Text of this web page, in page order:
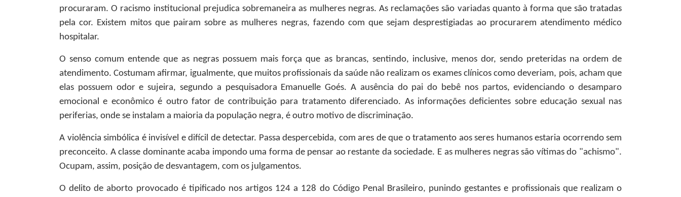
procuraram. O racismo institucional prejudica sobremaneira as mulheres negras. As reclamações são variadas quanto à forma que são tratadas
pela cor. Existem mitos que pairam sobre as mulheres negras, fazendo com que sejam desprestigiadas ao procurarem atendimento médico
hospitalar.
O senso comum entende que as negras possuem mais força que as brancas, sentindo, inclusive, menos dor, sendo preteridas na ordem de
atendimento. Costumam afirmar, igualmente, que muitos profissionais da saúde não realizam os exames clínicos como deveriam, pois, acham que
elas possuem odor e sujeira, segundo a pesquisadora Emanuelle Goés. A ausência do pai do bebê nos partos, evidenciando o desamparo
emocional e econômico é outro fator de contribuição para tratamento diferenciado. As informações deficientes sobre educação sexual nas
periferias, onde se instalam a maioria da população negra, é outro motivo de discriminação.
A violência simbólica é invisível e difícil de detectar. Passa despercebida, com ares de que o tratamento aos seres humanos estaria ocorrendo sem
preconceito. A classe dominante acaba impondo uma forma de pensar ao restante da sociedade. E as mulheres negras são vítimas do "achismo".
Ocupam, assim, posição de desvantagem, com os julgamentos.
O delito de aborto provocado é tipificado nos artigos 124 a 128 do Código Penal Brasileiro, punindo gestantes e profissionais que realizam o